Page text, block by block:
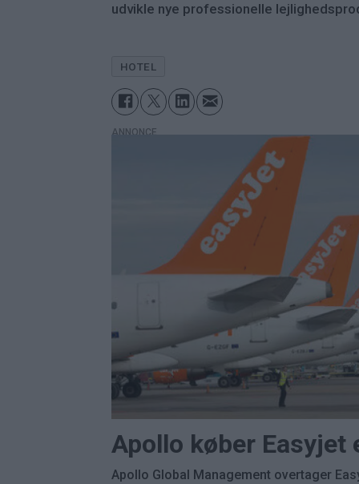
udvikle nye professionelle
HOTEL
ANNONCE
Apollo køber Easyjet
Apollo Global Management overtager